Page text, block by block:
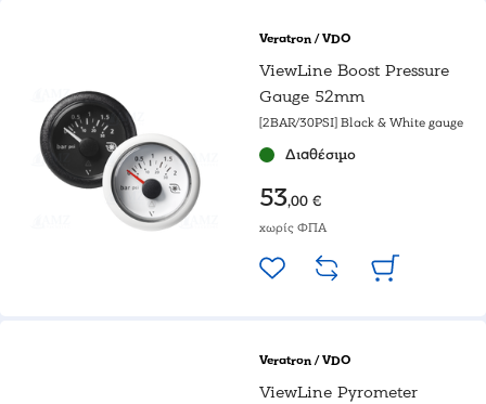
Veratron / VDO
ViewLine Boost Pressure
Gauge 52mm
[2BAR/30PSI] Black & White gauge
Διαθέσιμο
53,00 €
χωρίς ΦΠΑ
Veratron / VDO
ViewLine Pyrometer